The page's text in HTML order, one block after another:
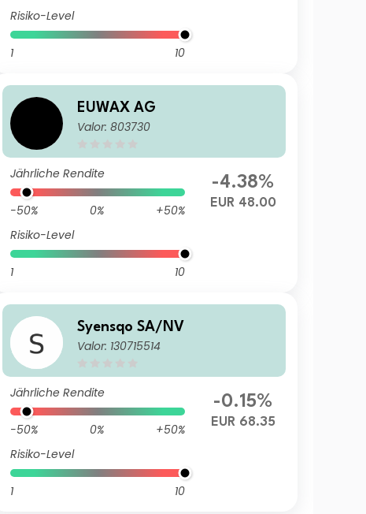
Risiko-Level
1 10
EUWAX AG
Valor: 803730
Jährliche Rendite
-50% 0%
+50%
Risiko-Level
1 10
-4.38%
EUR 48.00
Syensqo SA/NV
Valor: 130715514
Jährliche Rendite
-50% 0%
+50%
Risiko-Level
1 10
-0.15%
EUR 68.35